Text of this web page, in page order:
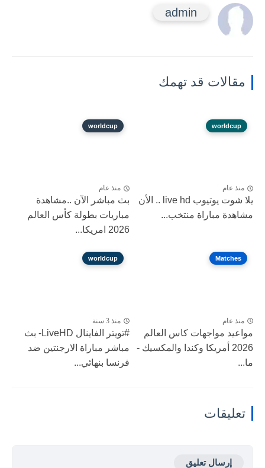
admin
مقالات قد تهمك
worldcup
منذ عام
يلا شوت يوتيوب live hd .. الأن
مشاهدة مباراة منتخب...
worldcup
منذ عام
بث مباشر الآن ..مشاهدة
مباريات بطولة كأس العالم
2026 امريكا...
Matches
منذ عام
مواعيد مواجهات كاس العالم
2026 أمريكا وكندا والمكسيك -
ما...
worldcup
منذ 3 سنة
#تويتر الفاينال LiveHD- بث
مباشر مباراة الارجنتين ضد
فرنسا بنهائي...
تعليقات
إرسال تعليق